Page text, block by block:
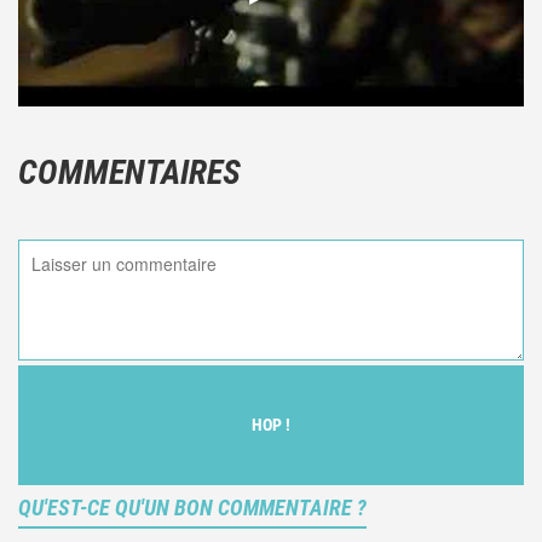
COMMENTAIRES
HOP !
QU'EST-CE QU'UN BON COMMENTAIRE ?